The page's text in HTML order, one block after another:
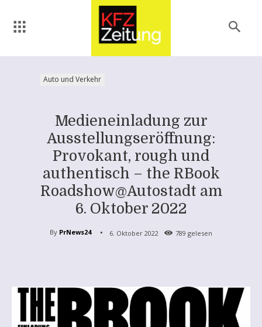
Auto und Verkehr
Medieneinladung zur
Ausstellungseröffnung:
Provokant, rough und
authentisch – the RBook
Roadshow@Autostadt am
6. Oktober 2022
By PrNews24 6. Oktober 2022 789 gelesen